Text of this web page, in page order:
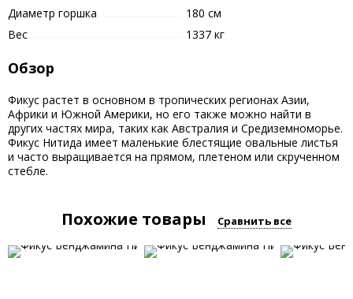
Диаметр горшка
180 см
Вес
1337 кг
Обзор
Фикус растет в основном в тропических регионах Азии,
Африки и Южной Америки, но его также можно найти в
других частях мира, таких как Австралия и Средиземноморье.
Фикус Нитида имеет маленькие блестящие овальные листья
и часто выращивается на прямом, плетеном или скрученном
стебле.
Похожие товары Сравнить все